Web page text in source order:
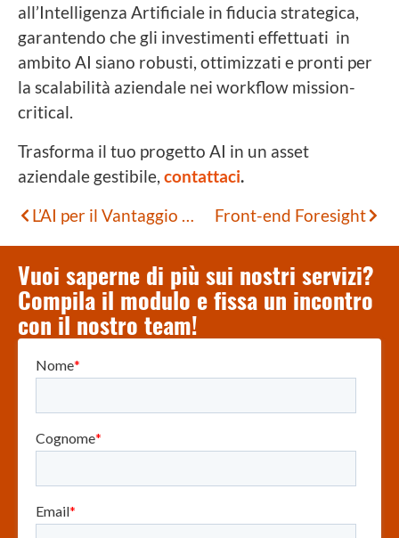
all’Intelligenza Artificiale in fiducia strategica,
garantendo che gli investimenti effettuati in
ambito AI siano robusti, ottimizzati e pronti per
la scalabilità aziendale nei workflow mission-
critical.
Trasforma il tuo progetto AI in un asset
aziendale gestibile, contattaci.
L’AI per il Vantaggio Operativo nella Smart Mobility
Front-end Foresight
Vuoi saperne di più sui nostri servizi?
Compila il modulo e fissa un incontro
con il nostro team!